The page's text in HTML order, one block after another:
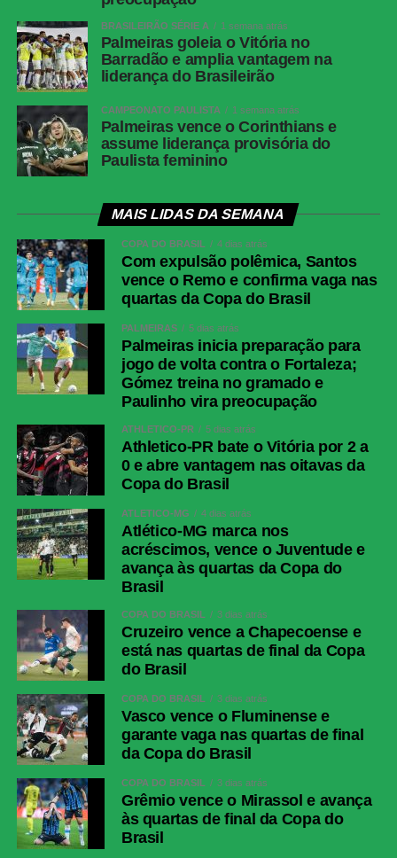
BRASILEIRÃO SÉRIE A 1 semana atrás
Palmeiras goleia o Vitória no
Barradão e amplia vantagem na
liderança do Brasileirão
CAMPEONATO PAULISTA 1 semana atrás
Palmeiras vence o Corinthians e
assume liderança provisória do
Paulista feminino
MAIS LIDAS DA SEMANA
COPA DO BRASIL 4 dias atrás
Com expulsão polêmica, Santos
vence o Remo e confirma vaga nas
quartas da Copa do Brasil
PALMEIRAS 5 dias atrás
Palmeiras inicia preparação para
jogo de volta contra o Fortaleza;
Gómez treina no gramado e
Paulinho vira preocupação
ATHLETICO-PR 5 dias atrás
Athletico-PR bate o Vitória por 2 a
0 e abre vantagem nas oitavas da
Copa do Brasil
ATLÉTICO-MG 4 dias atrás
Atlético-MG marca nos
acréscimos, vence o Juventude e
avança às quartas da Copa do
Brasil
COPA DO BRASIL 3 dias atrás
Cruzeiro vence a Chapecoense e
está nas quartas de final da Copa
do Brasil
COPA DO BRASIL 3 dias atrás
Vasco vence o Fluminense e
garante vaga nas quartas de final
da Copa do Brasil
COPA DO BRASIL 3 dias atrás
Grêmio vence o Mirassol e avança
às quartas de final da Copa do
Brasil